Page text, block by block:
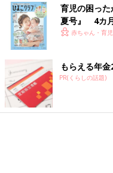
育児の困っ
夏号』 4カ
いっぱい！
赤ちゃん・育児
もらえる年
PR(くらしの話題)